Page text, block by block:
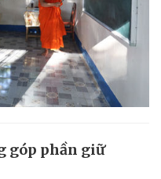
góp phần giữ